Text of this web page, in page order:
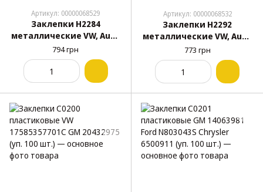
Артикул: 00000068529
Заклепки H2284
металлические VW, Audi,
Seat, Skoda (уп. 100 шт.)
794 грн
Артикул: 00000068532
Заклепки H2292
металлические VW, Audi,
Seat, Skoda (N0161857)
(уп. 100 шт.)
773 грн